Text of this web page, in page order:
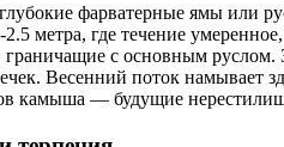
фарватерные ямы или
метра, где течение
с основным руслом.
Весенний поток намывает
камыша — будущие